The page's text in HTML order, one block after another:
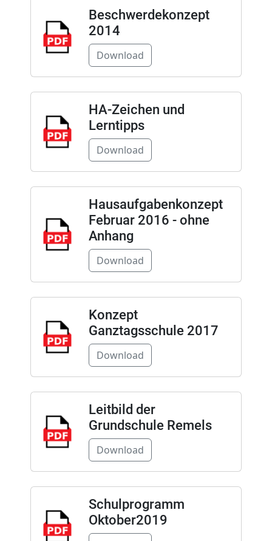
Beschwerdekonzept
2014
Download
HA-Zeichen und
Lerntipps
Download
Hausaufgabenkonzept
Februar 2016 - ohne
Anhang
Download
Konzept
Ganztagsschule 2017
Download
Leitbild der
Grundschule Remels
Download
Schulprogramm
Oktober2019